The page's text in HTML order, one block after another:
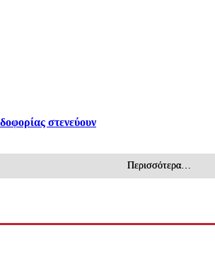
στενεύουν
Περισσότερα…